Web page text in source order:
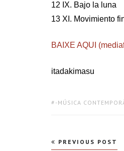
12 IX. Bajo la luna
13 XI. Movimiento
BAIXE AQUI
itadakimasu
TAGS:
-MÚSICA
Navegação
PREVIOUS POST